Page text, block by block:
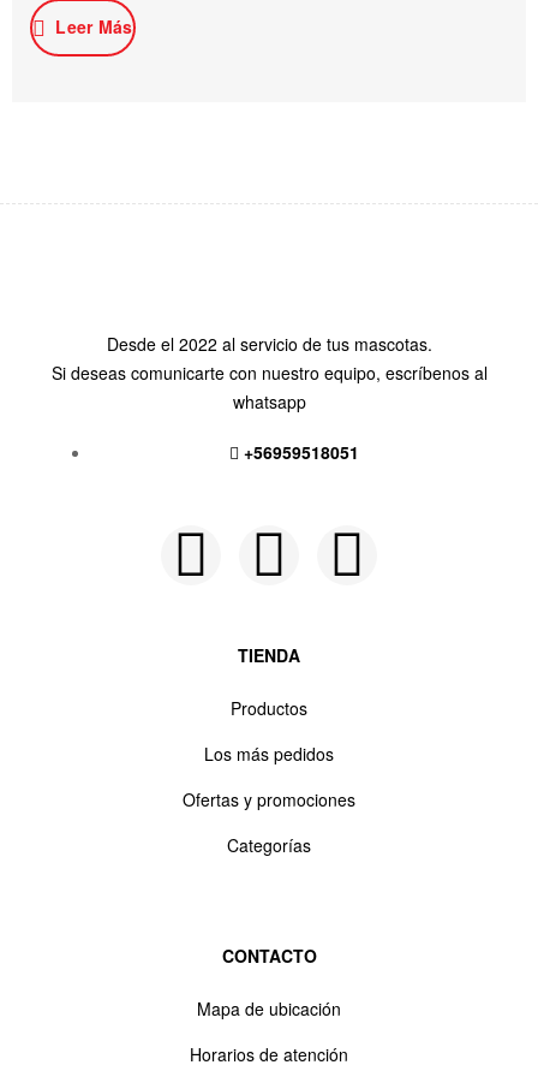
Leer Más
Desde el 2022 al servicio de tus mascotas.
Si deseas comunicarte con nuestro equipo, escríbenos al
whatsapp
+56959518051
TIENDA
Productos
Los más pedidos
Ofertas y promociones
Categorías
CONTACTO
Mapa de ubicación
Horarios de atención